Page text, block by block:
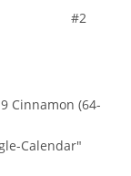
#2
Cinnamon (64-
Calendar"